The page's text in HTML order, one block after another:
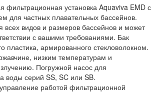
фильтрационная установка Aquaviva EMD с
для частных плавательных бассейнов.
всех видов и размеров бассейнов и может
с вашими требованиями. Бак
пластика, армированного стекловолокном.
низким температурам и
Погружной насос для
воды серий SS, SC или SB.
работой фильтрационной